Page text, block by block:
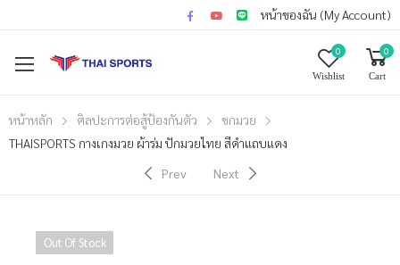
หน้าของฉัน (My Account)
0
Wishlist
0
Cart
หน้าหลัก ศิลปะการต่อสู้ป้องกันตัว
ชกมวย
THAISPORTS กางเกงมวย ผ้าร่ม ปักมวยไทย สีดำแถบแดง
Prev
Next
Out Of Stock